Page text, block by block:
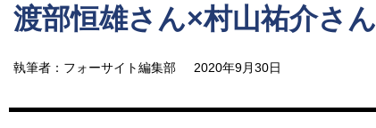
渡部恒雄さん×村山祐介さん
執筆者：フォーサイト編集部 2020年9月30日